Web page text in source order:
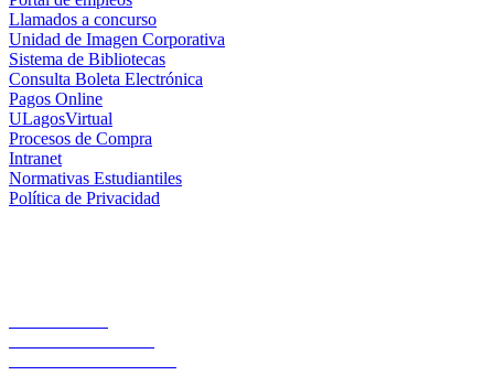
Llamados a concurso
Unidad de Imagen Corporativa
Sistema de Bibliotecas
Consulta Boleta Electrónica
Pagos Online
ULagosVirtual
Procesos de Compra
Intranet
Normativas Estudiantiles
Política de Privacidad